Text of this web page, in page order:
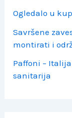
Ogledalo u
Savršene
montirati i
Paffoni –
sanitarija